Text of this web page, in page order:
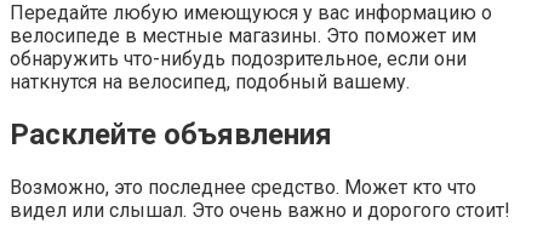
Передайте любую имеющуюся у вас информацию о
велосипеде в местные магазины. Это поможет им
обнаружить что-нибудь подозрительное, если они
наткнутся на велосипед, подобный вашему.
Расклейте объявления
Возможно, это последнее средство. Может кто что
видел или слышал. Это очень важно и дорогого стоит!